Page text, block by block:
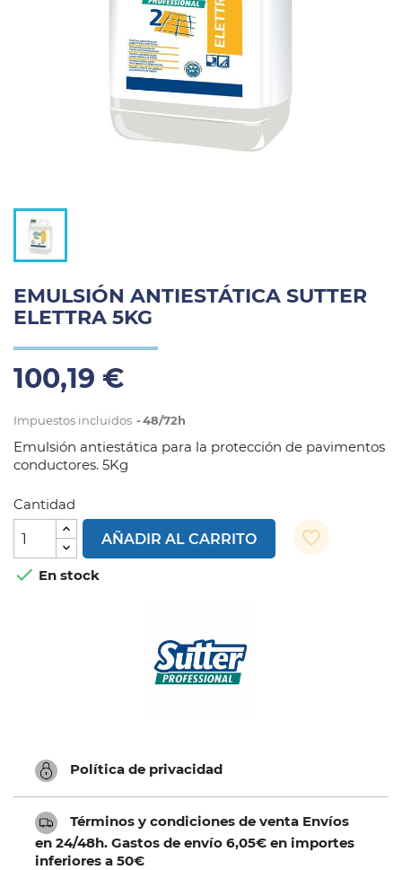
EMULSIÓN ANTIESTÁTICA SUTTER
ELETTRA 5KG
100,19 €
Impuestos incluidos 48/72h
Emulsión antiestática para la protección de pavimentos
conductores. 5Kg
Cantidad
AÑADIR AL CARRITO
favorite_border
 En stock
Política de privacidad
Términos y condiciones de venta Envíos
en 24/48h. Gastos de envío 6,05€ en importes
inferiores a 50€